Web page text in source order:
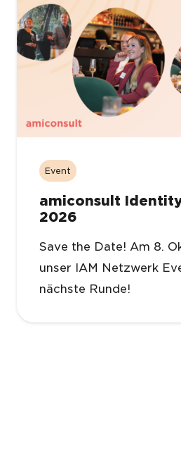
Event
amiconsult
2026
Save the Date! Am 8.
unser IAM Netzwerk
nächste Runde!